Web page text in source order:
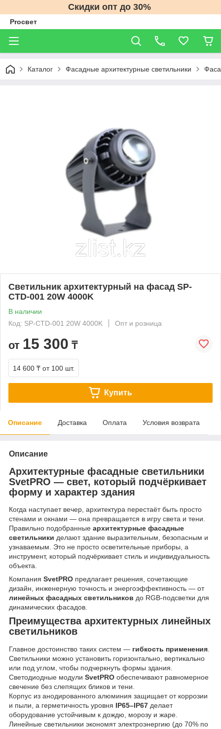
Скидки опт до 30%
Proсвет
Каталог Фасадные архитектурные светильники
Светильник архитектурный на фасад SP-
CTD-001 20W 4000K
В наличии
Код: SP-CTD-001 20W 4000K
Опт и розница
от 15 300 ₸
14 600 ₸ от 100 шт.
Купить
Описание Доставка Оплата Условия возврата
Описание
Архитектурные фасадные светильники
SvetPRO — свет, который подчёркивает
форму и характер здания
Когда наступает вечер, архитектура перестаёт быть просто
стенами и окнами — она превращается в игру света и тени.
Правильно подобранные архитектурные фасадные
светильники делают здание выразительным, безопасным и
узнаваемым. Это не просто осветительные приборы, а
инструмент, который подчёркивает стиль и индивидуальность
объекта.
Компания SvetPRO предлагает решения, сочетающие
дизайн, инженерную точность и энергоэффективность — от
линейных фасадных светильников до RGB-подсветки для
динамических фасадов.
Преимущества архитектурных линейных
светильников
Главное достоинство таких систем — гибкость применения
Светильники можно установить горизонтально, вертикально
или под углом, чтобы подчеркнуть формы здания.
Светодиодные модули SvetPRO обеспечивают равномерное
свечение без слепящих бликов и тени.
Корпус из анодированного алюминия защищает от коррозии
и пыли, а герметичность уровня IP65–IP67 делает
оборудование устойчивым к дождю, морозу и жаре.
Линейные светильники экономят электроэнергию (до 70% по